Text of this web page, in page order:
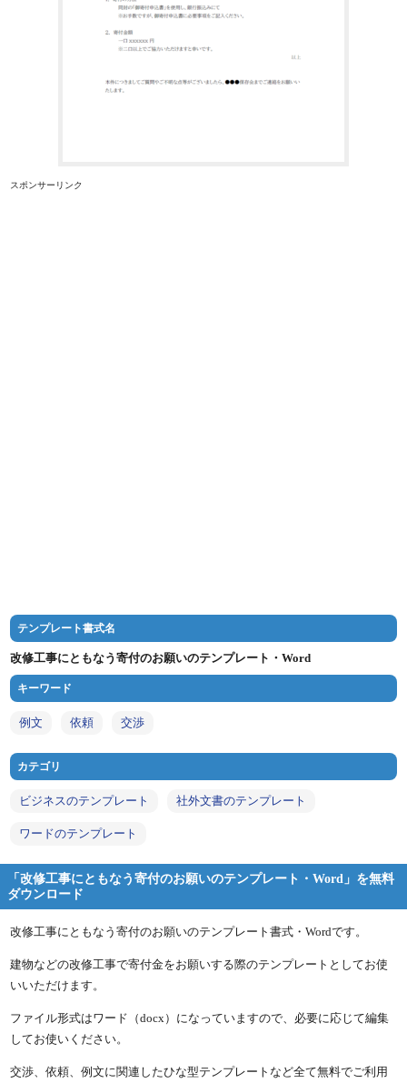
スポンサーリンク
テンプレート書式名
改修工事にともなう寄付のお願いのテンプレート・Word
キーワード
例文 依頼 交渉
カテゴリ
ビジネスのテンプレート 社外文書のテンプレート
ワードのテンプレート
「改修工事にともなう寄付のお願いのテンプレート・Word」を無料
ダウンロード
改修工事にともなう寄付のお願いのテンプレート書式・Wordです。
建物などの改修工事で寄付金をお願いする際のテンプレートとしてお使
いいただけます。
ファイル形式はワード（docx）になっていますので、必要に応じて編集
してお使いください。
交渉、依頼、例文に関連したひな型テンプレートなど全て無料でご利用